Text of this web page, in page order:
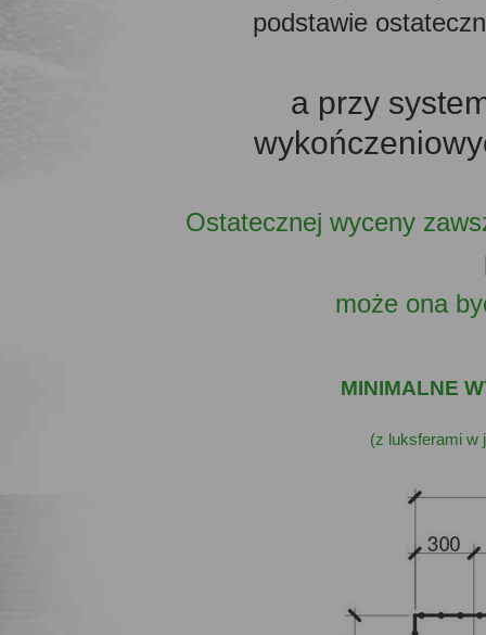
podstawie
a przy
Ostatecznej wyceny
może ona
MINIMALNE
(z luksferami w